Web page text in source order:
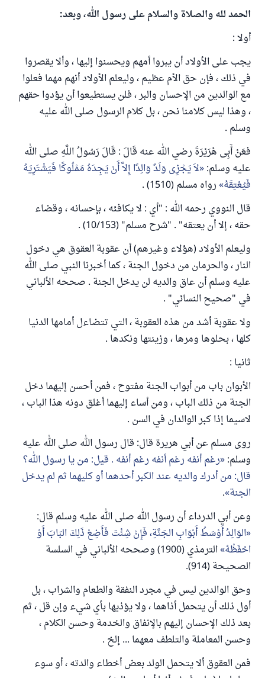
الحمد لله والصلاة والسلام على رسول الله، وبعد:
أولا :
يجب على الأولاد أن يبروا أمهم ويحسنوا إليها ، وألا يقصروا
في ذلك ، فإن حق الأم عظيم ، وليعلم الأولاد أنهم مهما فعلوا
مع الوالدين من الإحسان والبر ، فلن يستطيعوا أن يؤدوا حقهم
، وهذا ليس كلامنا نحن ، بل كلام الرسول صلى الله عليه
وسلم .
فعَنْ أَبِى هُرَيْرَةَ رضي الله عنه قَالَ : قَالَ رَسُولُ اللَّهِ صلى الله
عليه وسلم: لاَ يَجْزِى وَلَدٌ وَالِدًا إِلاَّ أَنْ يَجِدَهُ مَمْلُوكًا فَيَشْتَرِيَهُ
فَيُعْتِقَهُ رواه مسلم (1510) .
قال النووي رحمه الله : "أي : لا يكافئه ، بإحسانه ، وقضاء
حقه ، إلا أن يعتقه" . "شرح مسلم" (10/153) .
وليعلم الأولاد (هؤلاء وغيرهم) أن عقوبة العقوق هي دخول
النار ، والحرمان من دخول الجنة ، كما أخبرنا النبي صلى الله
عليه وسلم أن عاق والديه لن يدخل الجنة . صححه الألباني
في "صحيح النسائي" .
ولا عقوبة أشد من هذه العقوبة ، التي تتضاءل أمامها الدنيا
كلها ، بحلوها ومرها ، وزينتها ونكدها .
ثانيا :
الأبوان باب من أبواب الجنة مفتوح ، فمن أحسن إليهما دخل
الجنة من ذلك الباب ، ومن أساء إليهما أغلق دونه هذا الباب ،
لاسيما إذا كبر الوالدان في السن .
روى مسلم عن أبي هريرة قال: قال رسول الله صلى الله عليه
وسلم: رغم أنفه رغم أنفه رغم أنفه . قيل: من يا رسول الله؟
قال: من أدرك والديه عند الكبر أحدهما أو كليهما ثم لم يدخل
الجنة .
وعن أبي الدرداء أن رسول الله صلى الله عليه وسلم قال:
الوَالِدُ ‌أَوْسَطُ ‌أَبْوَابِ الجَنَّةِ، فَإِنْ شِئْتَ فَأَضِعْ ذَلِكَ البَابَ أَوْ
احْفَظْهُ
الترمذي (1900) وصححه الألباني في السلسة
الصحيحة (914).
وحق الوالدين ليس في مجرد النفقة والطعام والشراب ، بل
أول ذلك أن يتحمل أذاهما ، ولا يؤذيها بأي شيء وإن قل ، ثم
بعد ذلك الإحسان إليهم بالإنفاق والخدمة وحسن الكلام ،
وحسن المعاملة والتلطف معهما ... إلخ .
فمن العقوق ألا يتحمل الولد بعض أخطاء والدته ، أو سوء